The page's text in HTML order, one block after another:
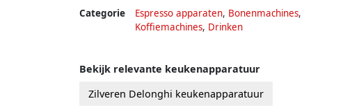
Categorie Espresso apparaten, Bonenmachines,
Koffiemachines, Drinken
Bekijk relevante keukenapparatuur
Zilveren Delonghi keukenapparatuur